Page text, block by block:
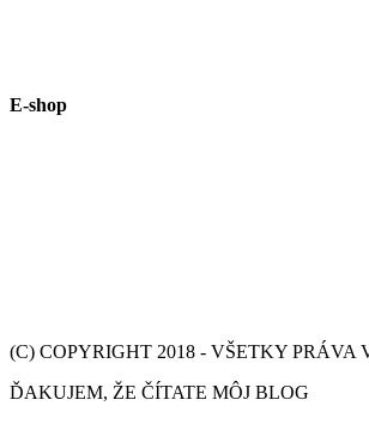
E-shop
(C) COPYRIGHT 2018 - VŠETKY PRÁVA
ĎAKUJEM, ŽE ČÍTATE MÔJ BLOG